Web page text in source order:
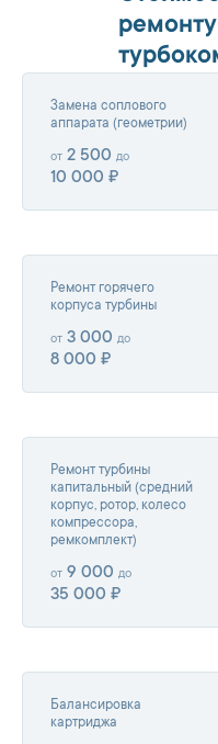
ремонту
Замена соплового
аппарата (геометрии)
от 2 500 до
10 000 ₽
Ремонт горячего
корпуса турбины
от 3 000 до
8 000 ₽
Ремонт турбины
капитальный (средний
корпус, ротор, колесо
компрессора,
ремкомплект)
от 9 000 до
35 000 ₽
Балансировка
картриджа